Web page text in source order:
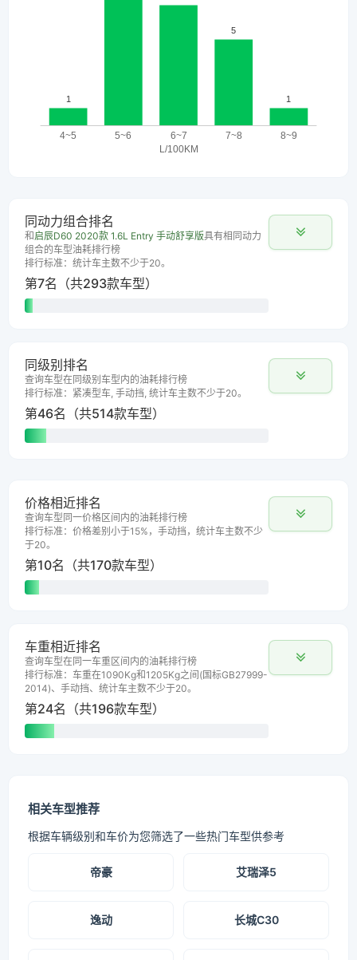
同动力组合排名
和启辰D60 2020款 1.6L Entry 手动舒享版具有相同动力
组合的车型油耗排行榜
排行标准：统计车主数不少于20。
第7名（共293款车型）
同级别排名
查询车型在同级别车型内的油耗排行榜
排行标准：紧凑型车, 手动挡, 统计车主数不少于20。
第46名（共514款车型）
价格相近排名
查询车型同一价格区间内的油耗排行榜
排行标准：价格差别小于15%，手动挡，统计车主数不少
于20。
第10名（共170款车型）
车重相近排名
查询车型在同一车重区间内的油耗排行榜
排行标准：车重在1090Kg和1205Kg之间(国标GB27999-
2014)、手动挡、统计车主数不少于20。
第24名（共196款车型）
相关车型推荐
根据车辆级别和车价为您筛选了一些热门车型供参考
帝豪 艾瑞泽5
逸动 长城C30